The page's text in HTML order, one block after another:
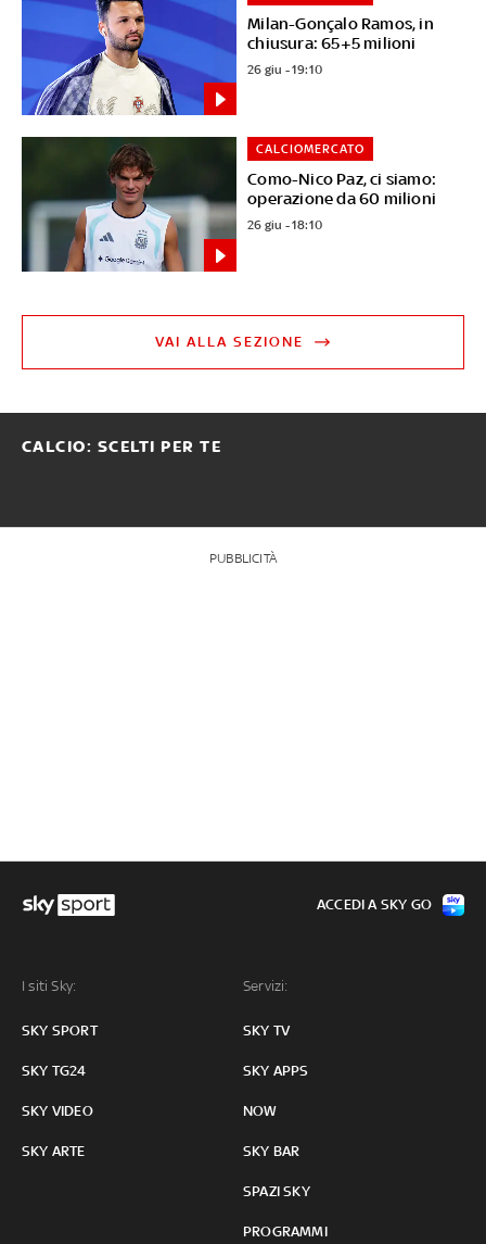
Milan-Gonçalo Ramos, in
chiusura: 65+5 milioni
26 giu - 19:10
Como-Nico Paz, ci siamo:
operazione da 60 milioni
CALCIOMERCATO
26 giu - 18:10
VAI ALLA SEZIONE
CALCIO: SCELTI PER TE
PUBBLICITÀ
I siti Sky:
SKY SPORT
SKY TG24
SKY VIDEO
SKY ARTE
Servizi:
SKY TV
SKY APPS
NOW
SKY BAR
SPAZI SKY
PROGRAMMI
ACCEDI A SKY GO